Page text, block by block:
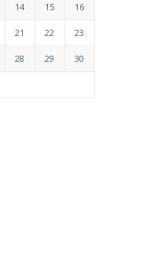
14 15 16
21 22 23
28 29 30